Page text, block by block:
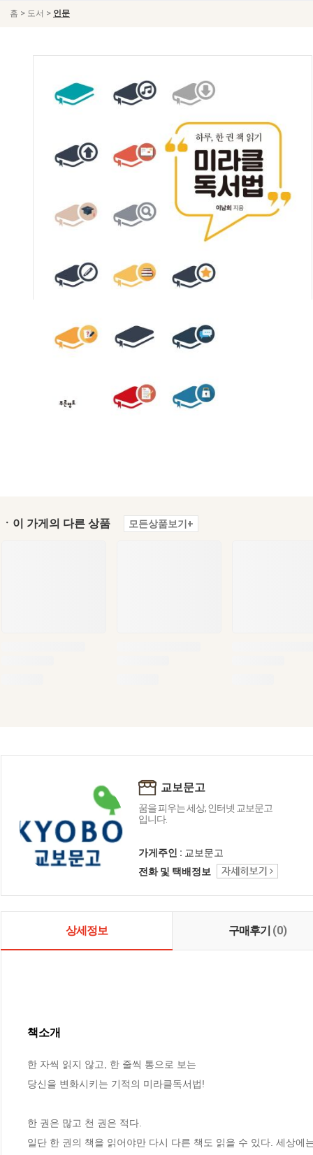
홈 > 도서 > 인문
ㆍ이 가게의 다른 상품 모든상품보기+
교보문고
꿈을 피우는 세상, 인터넷 교보문고
입니다.
가게주인 : 교보문고
전화 및 택배정보
상세정보 구매후기 (0)
책소개
한 자씩 읽지 않고, 한 줄씩 통으로 보는
당신을 변화시키는 기적의 미라클독서법!
한 권은 많고 천 권은 적다.
일단 한 권의 책을 읽어야만 다시 다른 책도 읽을 수 있다. 세상에